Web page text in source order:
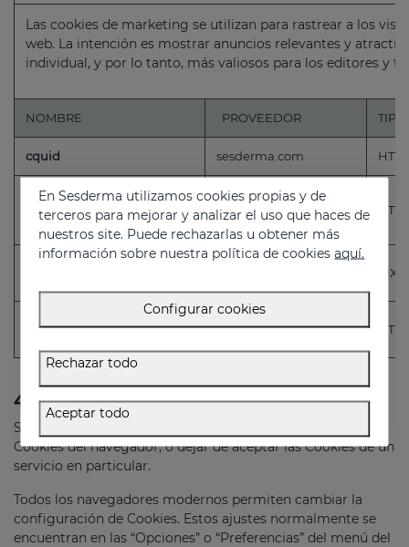
Las cookies de marketing se utilizan para rastrear a los
web. La intención es mostrar anuncios relevantes y
individual, y por lo tanto, más valiosos para los editores y
NOMBRE PROVEEDOR TIPO
cquid sesderma.com HTTP
on/demandware.store/Sites-
Sesderma_Europe-
Site/en_AT/ Analytics-Start
sesderma.com HTTP
storePickupMode sesderma.com HTTP
4. Deshabilitar el uso de Cookies
Si el usuario así lo desea, es posible dejar de aceptar las
Cookies del navegador, o dejar de aceptar las Cookies de un
servicio en particular.
Todos los navegadores modernos permiten cambiar la
configuración de Cookies. Estos ajustes normalmente se
encuentran en las “Opciones” o “Preferencias” del menú del
En Sesderma utilizamos cookies propias y de
terceros para mejorar y analizar el uso que haces de
nuestros site. Puede rechazarlas u obtener más
información sobre nuestra política de cookiesaquí.
Configurar cookies
Rechazar todo
Aceptar todo